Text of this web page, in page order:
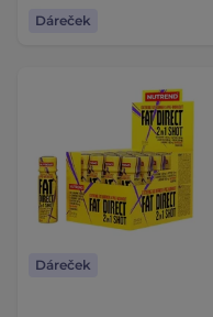
Dáreček
Dáreček